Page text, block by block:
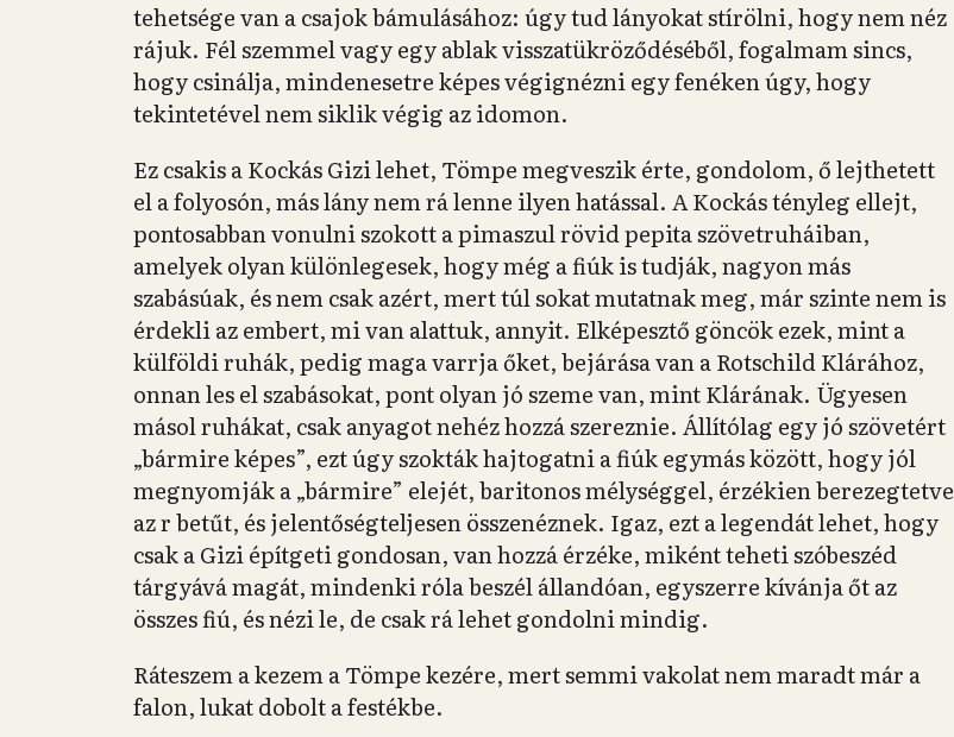
tehetsége van a csajok bámulásához: úgy tud lányokat stírölni, hogy nem néz
rájuk. Fél szemmel vagy egy ablak visszatükröződéséből, fogalmam sincs,
hogy csinálja, mindenesetre képes végignézni egy fenéken úgy, hogy
tekintetével nem siklik végig az idomon.
Ez csakis a Kockás Gizi lehet, Tömpe megveszik érte, gondolom, ő lejthetett
el a folyosón, más lány nem rá lenne ilyen hatással. A Kockás tényleg ellejt,
pontosabban vonulni szokott a pimaszul rövid pepita szövetruháiban,
amelyek olyan különlegesek, hogy még a fiúk is tudják, nagyon más
szabásúak, és nem csak azért, mert túl sokat mutatnak meg, már szinte nem is
érdekli az embert, mi van alattuk, annyit. Elképesztő göncök ezek, mint a
külföldi ruhák, pedig maga varrja őket, bejárása van a Rotschild Klárához,
onnan les el szabásokat, pont olyan jó szeme van, mint Klárának. Ügyesen
másol ruhákat, csak anyagot nehéz hozzá szereznie. Állítólag egy jó szövetért
„bármire képes”, ezt úgy szokták hajtogatni a fiúk egymás között, hogy jól
megnyomják a „bármire” elejét, baritonos mélységgel, érzékien berezegtetve
az r betűt, és jelentőségteljesen összenéznek. Igaz, ezt a legendát lehet, hogy
csak a Gizi építgeti gondosan, van hozzá érzéke, miként teheti szóbeszéd
tárgyává magát, mindenki róla beszél állandóan, egyszerre kívánja őt az
összes fiú, és nézi le, de csak rá lehet gondolni mindig.
Ráteszem a kezem a Tömpe kezére, mert semmi vakolat nem maradt már a
falon, lukat dobolt a festékbe.